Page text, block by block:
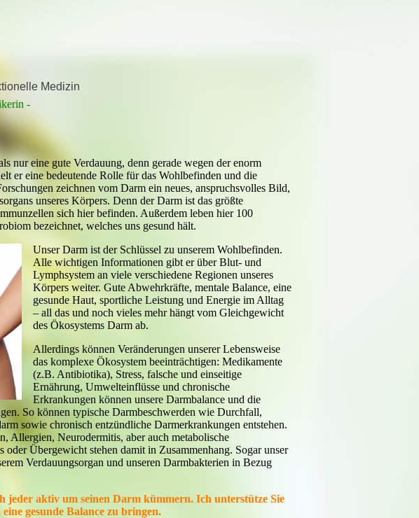
Medizin
-
nur eine gute Verdauung, denn gerade wegen der enorm
er eine bedeutende Rolle für das Wohlbefinden und die
zeichnen vom Darm ein neues, anspruchsvolles Bild,
unseres Körpers. Denn der Darm ist das größte
sich hier befinden. Außerdem leben hier 100
bezeichnet, welches uns gesund hält.
Unser Darm ist der Schlüssel zu unserem Wohlbefinden.
Alle wichtigen Informationen gibt er über Blut- und
Lymphsystem an viele verschiedene Regionen unseres
Körpers weiter. Gute Abwehrkräfte, mentale Balance, eine
gesunde Haut, sportliche Leistung und Energie im Alltag
– all das und noch vieles mehr hängt vom Gleichgewicht
des Ökosystems Darm ab.
Allerdings können Veränderungen unserer Lebensweise
das komplexe Ökosystem beeinträchtigen: Medikamente
(z.B. Antibiotika), Stress, falsche und einseitige
Ernährung, Umwelteinflüsse und chronische
Erkrankungen können unsere Darmbalance und die
So können typische Darmbeschwerden wie Durchfall,
sowie chronisch entzündliche Darmerkrankungen entstehen.
Allergien, Neurodermitis, aber auch metabolische
Übergewicht stehen damit in Zusammenhang. Sogar unser
Verdauungsorgan und unseren Darmbakterien in Bezug
jeder aktiv um seinen Darm kümmern. Ich unterstütze Sie
gesunde Balance zu bringen.